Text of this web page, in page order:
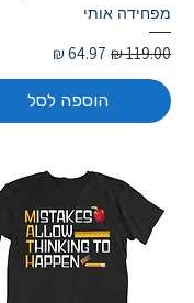
מפחידה אותי
מחיר רגיל מחיר מבצע
הוספה לסל